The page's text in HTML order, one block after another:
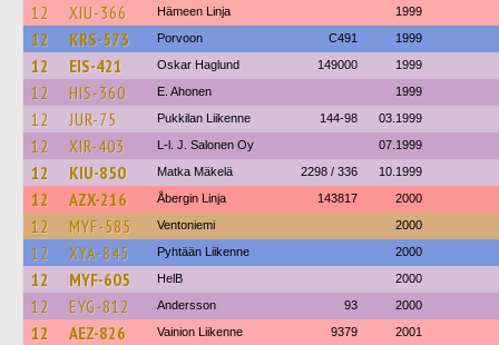
12 XIU-366 Hämeen Linja 1999
12 KRS-573 Porvoon C491 1999
12 EIS-421 Oskar Haglund 149000 1999
12 HIS-360 E. Ahonen 1999
12 JUR-75 Pukkilan Liikenne 144-98 03.1999
12 XIR-403 L-l. J. Salonen Oy 07.1999
12 KIU-850 Matka Mäkelä 2298 / 336 10.1999
12 AZX-216 Åbergin Linja 143817 2000
12 MYF-585 Ventoniemi 2000
12 XYA-845 Pyhtään Liikenne 2000
12 MYF-605 HelB 2000
12 EYG-812 Andersson 93 2000
12 AEZ-826 Vainion Liikenne 9379 2001